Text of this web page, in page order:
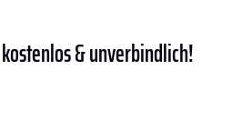
& unverbindlich!